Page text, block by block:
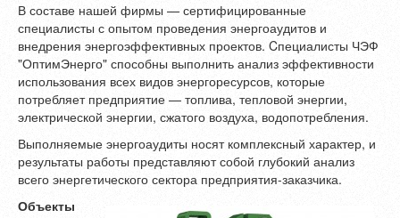
В составе нашей фирмы — сертифицированные
специалисты с опытом проведения энергоаудитов и
внедрения энергоэффективных проектов. Cпециалисты ЧЭФ
"ОптимЭнерго" способны выполнить анализ эффективности
использования всех видов энергоресурсов, которые
потребляет предприятие — топлива, тепловой энергии,
электрической энергии, сжатого воздуха, водопотребления.
Выполняемые энергоаудиты носят комплексный характер, и
результаты работы представляют собой глубокий анализ
всего энергетического сектора предприятия-заказчика.
Объекты